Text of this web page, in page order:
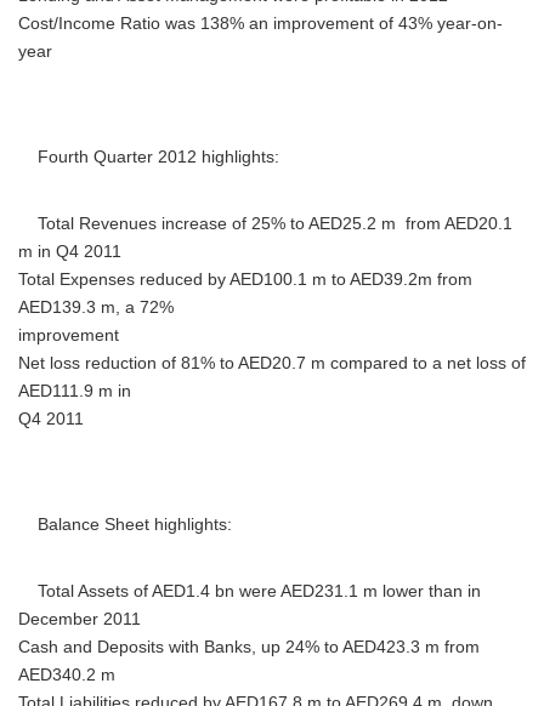
Cost/Income Ratio was 138% an improvement of 43% year-on-
year
Fourth Quarter 2012 highlights:
Total Revenues increase of 25% to AED25.2 m from AED20.1
m in Q4 2011
Total Expenses reduced by AED100.1 m to AED39.2m from
AED139.3 m, a 72%
improvement
Net loss reduction of 81% to AED20.7 m compared to a net loss of
AED111.9 m in
Q4 2011
Balance Sheet highlights:
Total Assets of AED1.4 bn were AED231.1 m lower than in
December 2011
Cash and Deposits with Banks, up 24% to AED423.3 m from
AED340.2 m